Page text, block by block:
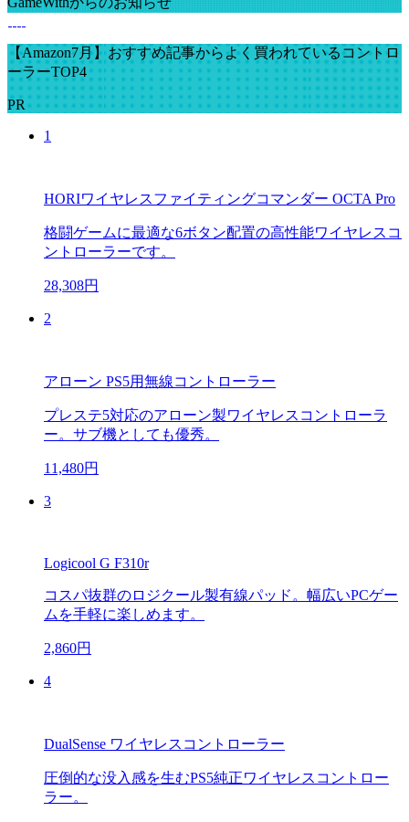
【Amazon7月】おすすめ記事からよく買われているコントロ
ーラーTOP4
PR
1
HORIワイヤレスファイティングコマンダー OCTA Pro
格闘ゲームに最適な6ボタン配置の高性能ワイヤレスコ
ントローラーです。
28,308円
2
アローン PS5用無線コントローラー
プレステ5対応のアローン製ワイヤレスコントローラ
ー。サブ機としても優秀。
11,480円
3
Logicool G F310r
コスパ抜群のロジクール製有線パッド。幅広いPCゲー
ムを手軽に楽しめます。
2,860円
4
DualSense ワイヤレスコントローラー
圧倒的な没入感を生むPS5純正ワイヤレスコントロー
ラー。